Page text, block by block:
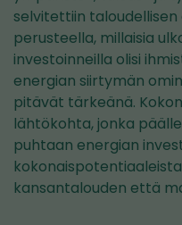
selvitettiin
perusteella, millaisia
investoinneilla olisi
energian siirtymän
pitävät tärkeänä.
lähtökohta, jonka
puhtaan energian
kansantalouden että